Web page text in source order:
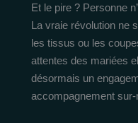
Et le pire ? Personne
La vraie révolution ne
les tissus ou les
attentes des mariées
désormais un
accompagnement